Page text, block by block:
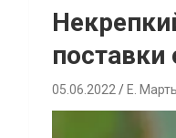
05.06.2022 Е.